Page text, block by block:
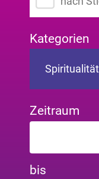
Kategorien
Zeitraum
bis